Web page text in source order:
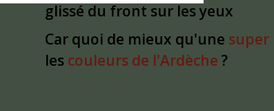
glissé du front sur les yeux
Car quoi de mieux qu'une super
les couleurs de l'Ardèche ?